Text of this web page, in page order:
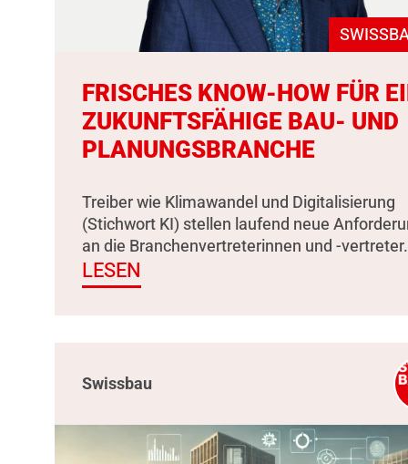
FRISCHES KNOW-HOW FÜR
ZUKUNFTSFÄHIGE BAU- UND
PLANUNGSBRANCHE
Treiber wie Klimawandel und Digitalisierung
(Stichwort KI) stellen laufend neue
an die Branchenvertreterinnen und -vertreter.
LESEN
Swissbau